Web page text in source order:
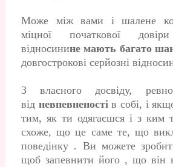
Може між вами і шалене
міцної початкової
відносинине мають багато
довгострокові серйозні
З власного досвіду,
від невпевненостів собі, і
тим, як ти одягаєшся і з ким
схоже, що це саме те, що
поведінку . Ви можете
щоб запевнити його , що він